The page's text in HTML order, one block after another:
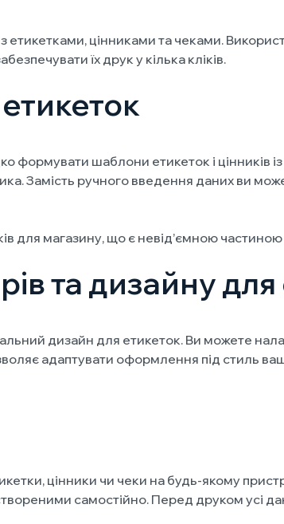
етикетками, цінниками та чеками.
їх друк у кілька кліків.
шаблони етикеток і цінників
Замість ручного введення даних ви
для магазину, що є невід’ємною частиною
та дизайну для
дизайн для етикеток. Ви можете
адаптувати оформлення під стиль
цінники чи чеки на будь-якому
самостійно. Перед друком усі